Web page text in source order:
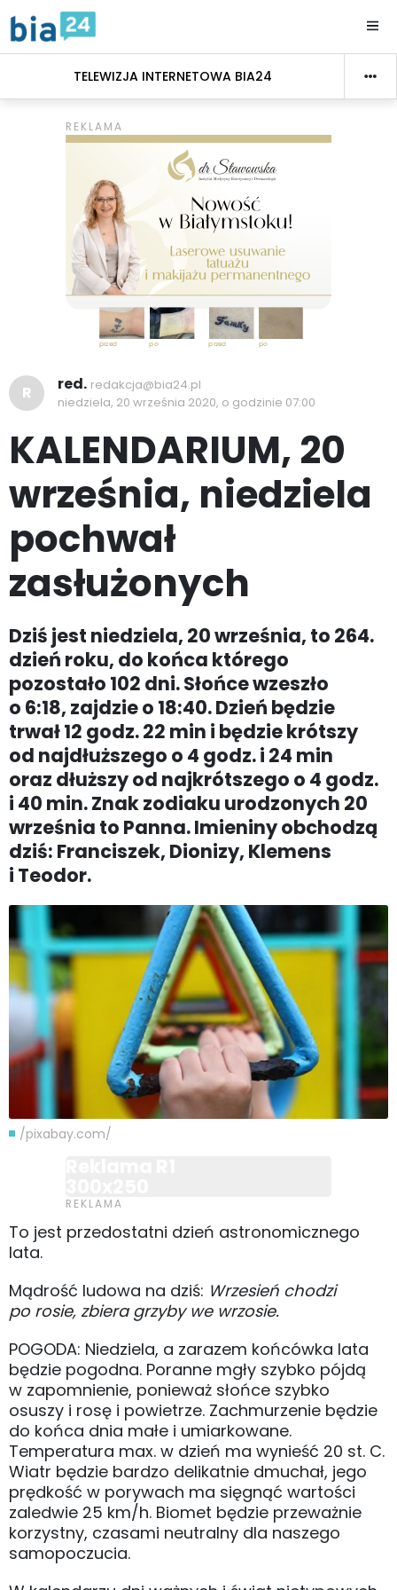
TELEWIZJA INTERNETOWA BIA24
R red. redakcja@bia24.pl
niedziela, 20 września 2020, o godzinie 07:00
KALENDARIUM, 20
września, niedziela
pochwał
zasłużonych
Dziś jest niedziela, 20 września, to 264.
dzień roku, do końca którego
pozostało 102 dni. Słońce wzeszło
o 6:18, zajdzie o 18:40. Dzień będzie
trwał 12 godz. 22 min i będzie krótszy
od najdłuższego o 4 godz. i 24 min
oraz dłuższy od najkrótszego o 4 godz.
i 40 min. Znak zodiaku urodzonych 20
września to Panna. Imieniny obchodzą
dziś: Franciszek, Dionizy, Klemens
i Teodor.
/pixabay.com/
To jest przedostatni dzień astronomicznego
lata.
Mądrość ludowa na dziś: Wrzesień chodzi
po rosie, zbiera grzyby we wrzosie.
POGODA: Niedziela, a zarazem końcówka lata
będzie pogodna. Poranne mgły szybko pójdą
w zapomnienie, ponieważ słońce szybko
osuszy i rosę i powietrze. Zachmurzenie będzie
do końca dnia małe i umiarkowane.
Temperatura max. w dzień ma wynieść 20 st. C.
Wiatr będzie bardzo delikatnie dmuchał, jego
prędkość w porywach ma sięgnąć wartości
zaledwie 25 km/h. Biomet będzie przeważnie
korzystny, czasami neutralny dla naszego
samopoczucia.